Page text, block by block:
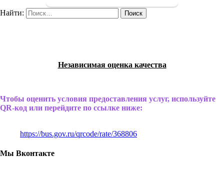
Найти:
Независимая оценка качества
Чтобы оценить условия предоставления услуг, используйте
QR-код или перейдите по ссылке ниже:
https://bus.gov.ru/qrcode/rate/368806
Мы Вконтакте